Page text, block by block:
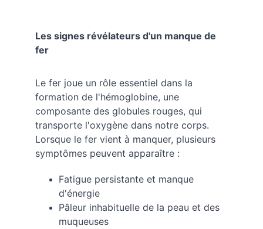
Les signes révélateurs d'un manque de
fer
Le fer joue un rôle essentiel dans la
formation de l'hémoglobine, une
composante des globules rouges, qui
transporte l'oxygène dans notre corps.
Lorsque le fer vient à manquer, plusieurs
symptômes peuvent apparaître :
Fatigue persistante et manque
d'énergie
Pâleur inhabituelle de la peau et des
muqueuses